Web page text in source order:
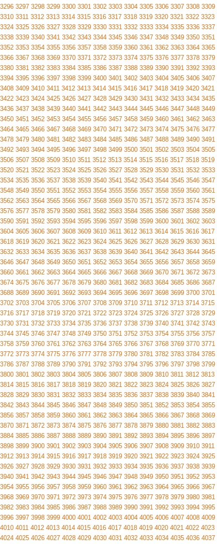
3296 3297 3298 3299 3300 3301 3302 3303 3304 3305 3306 3307 3308 3309
3310 3311 3312 3313 3314 3315 3316 3317 3318 3319 3320 3321 3322 3323
3324 3325 3326 3327 3328 3329 3330 3331 3332 3333 3334 3335 3336 3337
3338 3339 3340 3341 3342 3343 3344 3345 3346 3347 3348 3349 3350 3351
3352 3353 3354 3355 3356 3357 3358 3359 3360 3361 3362 3363 3364 3365
3366 3367 3368 3369 3370 3371 3372 3373 3374 3375 3376 3377 3378 3379
3380 3381 3382 3383 3384 3385 3386 3387 3388 3389 3390 3391 3392 3393
3394 3395 3396 3397 3398 3399 3400 3401 3402 3403 3404 3405 3406 3407
3408 3409 3410 3411 3412 3413 3414 3415 3416 3417 3418 3419 3420 3421
3422 3423 3424 3425 3426 3427 3428 3429 3430 3431 3432 3433 3434 3435
3436 3437 3438 3439 3440 3441 3442 3443 3444 3445 3446 3447 3448 3449
3450 3451 3452 3453 3454 3455 3456 3457 3458 3459 3460 3461 3462 3463
3464 3465 3466 3467 3468 3469 3470 3471 3472 3473 3474 3475 3476 3477
3478 3479 3480 3481 3482 3483 3484 3485 3486 3487 3488 3489 3490 3491
3492 3493 3494 3495 3496 3497 3498 3499 3500 3501 3502 3503 3504 3505
3506 3507 3508 3509 3510 3511 3512 3513 3514 3515 3516 3517 3518 3519
3520 3521 3522 3523 3524 3525 3526 3527 3528 3529 3530 3531 3532 3533
3534 3535 3536 3537 3538 3539 3540 3541 3542 3543 3544 3545 3546 3547
3548 3549 3550 3551 3552 3553 3554 3555 3556 3557 3558 3559 3560 3561
3562 3563 3564 3565 3566 3567 3568 3569 3570 3571 3572 3573 3574 3575
3576 3577 3578 3579 3580 3581 3582 3583 3584 3585 3586 3587 3588 3589
3590 3591 3592 3593 3594 3595 3596 3597 3598 3599 3600 3601 3602 3603
3604 3605 3606 3607 3608 3609 3610 3611 3612 3613 3614 3615 3616 3617
3618 3619 3620 3621 3622 3623 3624 3625 3626 3627 3628 3629 3630 3631
3632 3633 3634 3635 3636 3637 3638 3639 3640 3641 3642 3643 3644 3645
3646 3647 3648 3649 3650 3651 3652 3653 3654 3655 3656 3657 3658 3659
3660 3661 3662 3663 3664 3665 3666 3667 3668 3669 3670 3671 3672 3673
3674 3675 3676 3677 3678 3679 3680 3681 3682 3683 3684 3685 3686 3687
3688 3689 3690 3691 3692 3693 3694 3695 3696 3697 3698 3699 3700 3701
3702 3703 3704 3705 3706 3707 3708 3709 3710 3711 3712 3713 3714 3715
3716 3717 3718 3719 3720 3721 3722 3723 3724 3725 3726 3727 3728 3729
3730 3731 3732 3733 3734 3735 3736 3737 3738 3739 3740 3741 3742 3743
3744 3745 3746 3747 3748 3749 3750 3751 3752 3753 3754 3755 3756 3757
3758 3759 3760 3761 3762 3763 3764 3765 3766 3767 3768 3769 3770 3771
3772 3773 3774 3775 3776 3777 3778 3779 3780 3781 3782 3783 3784 3785
3786 3787 3788 3789 3790 3791 3792 3793 3794 3795 3796 3797 3798 3799
3800 3801 3802 3803 3804 3805 3806 3807 3808 3809 3810 3811 3812 3813
3814 3815 3816 3817 3818 3819 3820 3821 3822 3823 3824 3825 3826 3827
3828 3829 3830 3831 3832 3833 3834 3835 3836 3837 3838 3839 3840 3841
3842 3843 3844 3845 3846 3847 3848 3849 3850 3851 3852 3853 3854 3855
3856 3857 3858 3859 3860 3861 3862 3863 3864 3865 3866 3867 3868 3869
3870 3871 3872 3873 3874 3875 3876 3877 3878 3879 3880 3881 3882 3883
3884 3885 3886 3887 3888 3889 3890 3891 3892 3893 3894 3895 3896 3897
3898 3899 3900 3901 3902 3903 3904 3905 3906 3907 3908 3909 3910 3911
3912 3913 3914 3915 3916 3917 3918 3919 3920 3921 3922 3923 3924 3925
3926 3927 3928 3929 3930 3931 3932 3933 3934 3935 3936 3937 3938 3939
3940 3941 3942 3943 3944 3945 3946 3947 3948 3949 3950 3951 3952 3953
3954 3955 3956 3957 3958 3959 3960 3961 3962 3963 3964 3965 3966 3967
3968 3969 3970 3971 3972 3973 3974 3975 3976 3977 3978 3979 3980 3981
3982 3983 3984 3985 3986 3987 3988 3989 3990 3991 3992 3993 3994 3995
3996 3997 3998 3999 4000 4001 4002 4003 4004 4005 4006 4007 4008 4009
4010 4011 4012 4013 4014 4015 4016 4017 4018 4019 4020 4021 4022 4023
4024 4025 4026 4027 4028 4029 4030 4031 4032 4033 4034 4035 4036 4037